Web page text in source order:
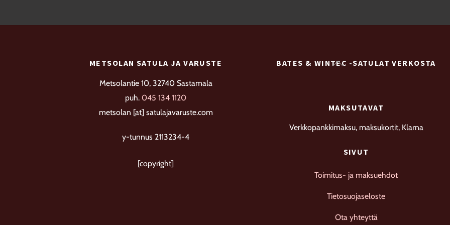
valinnat
Back
METSOLAN SATULA JA VARUSTE
Metsolantie 10, 32740 Sastamala
puh. 045 134 1120
metsolan [at] satulajavaruste.com
y-tunnus 2113234-4
[copyright]
BATES & WINTEC -SATULAT VERKOSTA
MAKSUTAVAT
Verkkopankkimaksu, maksukortit, Klarna
SIVUT
Toimitus- ja maksuehdot
Tietosuojaseloste
Ota yhteyttä